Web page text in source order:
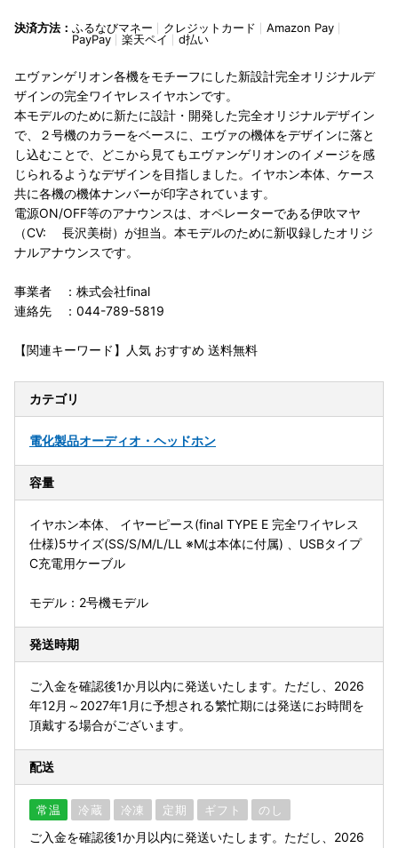
決済方法： ふるなびマネー クレジットカード
Amazon Pay
PayPay
楽天ペイ d払い
エヴァンゲリオン各機をモチーフにした新設計完全オリジナルデ
ザインの完全ワイヤレスイヤホンです。
本モデルのために新たに設計・開発した完全オリジナルデザイン
で、２号機のカラーをベースに、エヴァの機体をデザインに落と
し込むことで、どこから見てもエヴァンゲリオンのイメージを感
じられるようなデザインを目指しました。イヤホン本体、ケース
共に各機の機体ナンバーが印字されています。
電源ON/OFF等のアナウンスは、オペレーターである伊吹マヤ
（CV: 長沢美樹）が担当。本モデルのために新収録したオリジ
ナルアナウンスです。
事業者 ：株式会社final
連絡先 ：044-789-5819
【関連キーワード】人気 おすすめ 送料無料
カテゴリ
電化製品オーディオ・ヘッドホン
容量
イヤホン本体、 イヤーピース(final TYPE E 完全ワイヤレス
仕様)5サイズ(SS/S/M/L/LL ※Mは本体に付属) 、USBタイプ
C充電用ケーブル
モデル：2号機モデル
発送時期
ご入金を確認後1か月以内に発送いたします。ただし、2026
年12月～2027年1月に予想される繁忙期には発送にお時間を
頂戴する場合がございます。
配送
常温 冷蔵 冷凍 定期 ギフト のし
ご入金を確認後1か月以内に発送いたします。ただし、2026